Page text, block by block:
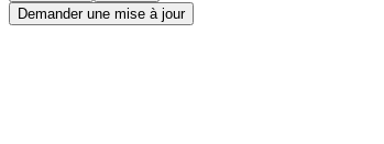
Demander une mise à jour